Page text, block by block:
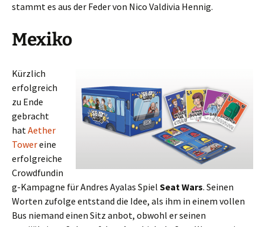
stammt es aus der Feder von Nico Valdivia Hennig.
Mexiko
Kürzlich
erfolgreich
zu Ende
gebracht
hatAether
Towereine
erfolgreiche
Crowdfundin
g-Kampagne für Andres Ayalas Spiel Seat Wars. Seinen
Worten zufolge entstand die Idee, als ihm in einem vollen
Bus niemand einen Sitz anbot, obwohl er seinen